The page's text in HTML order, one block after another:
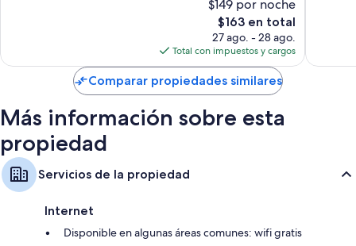
$149 por noche
El
precio
actual
es
de
$163
$163 en total
27 ago. - 28 ago.
Total con impuestos y cargos
Comparar propiedades similares
Más información sobre esta
propiedad
Servicios de la propiedad
Internet
Disponible en algunas áreas comunes: wifi gratis